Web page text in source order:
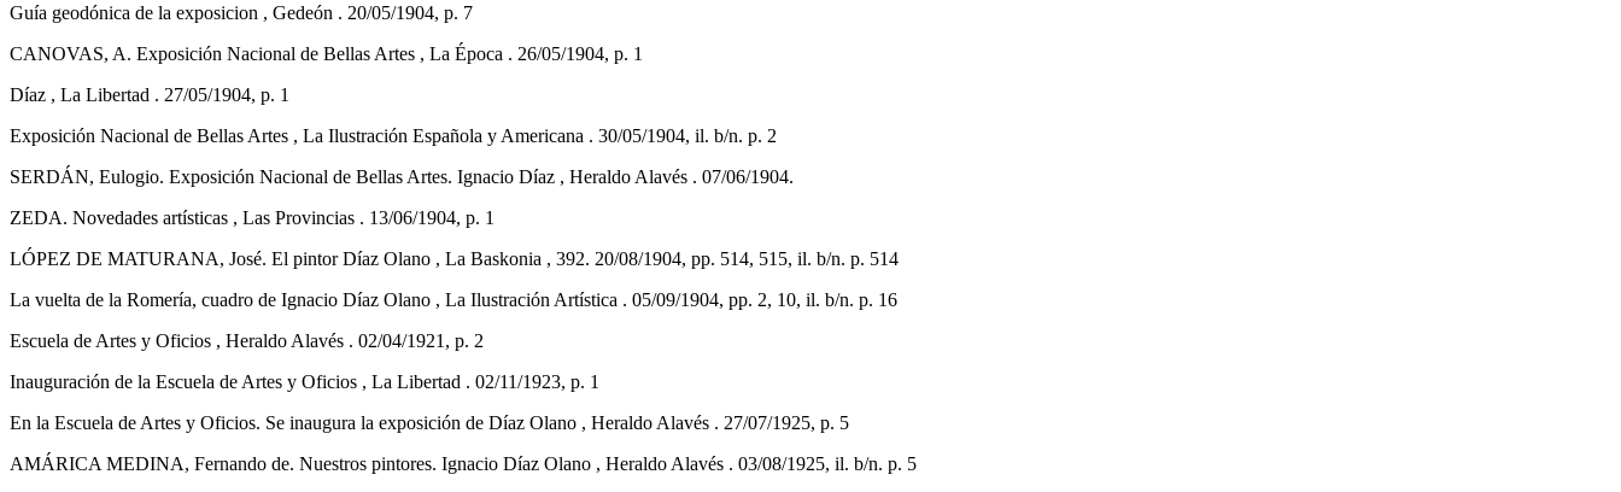
Guía geodónica de la exposicion , Gedeón . 20/05/1904, p. 7
CANOVAS, A. Exposición Nacional de Bellas Artes , La Época . 26/05/1904, p. 1
Díaz , La Libertad . 27/05/1904, p. 1
Exposición Nacional de Bellas Artes , La Ilustración Española y Americana . 30/05/1904, il. b/n. p. 2
SERDÁN, Eulogio. Exposición Nacional de Bellas Artes. Ignacio Díaz , Heraldo Alavés . 07/06/1904.
ZEDA. Novedades artísticas , Las Provincias . 13/06/1904, p. 1
LÓPEZ DE MATURANA, José. El pintor Díaz Olano , La Baskonia , 392. 20/08/1904, pp. 514, 515, il. b/n. p. 514
La vuelta de la Romería, cuadro de Ignacio Díaz Olano , La Ilustración Artística . 05/09/1904, pp. 2, 10, il. b/n. p. 16
Escuela de Artes y Oficios , Heraldo Alavés . 02/04/1921, p. 2
Inauguración de la Escuela de Artes y Oficios , La Libertad . 02/11/1923, p. 1
En la Escuela de Artes y Oficios. Se inaugura la exposición de Díaz Olano , Heraldo Alavés . 27/07/1925, p. 5
AMÁRICA MEDINA, Fernando de. Nuestros pintores. Ignacio Díaz Olano , Heraldo Alavés . 03/08/1925, il. b/n. p. 5